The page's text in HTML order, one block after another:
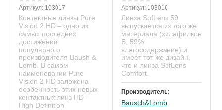
Артикул: 103017
Контактные линзы Pure
Vision 2 HD – одно из
самых последних
достижений
популярного
производителя Baush &
Lomb. В самом
наименовании Pure
Vision 2 HD заложена
особенность этих новых
контактных линз HD –
High Definition
Артикул:103016
Линза SofLens 59
выпускается из того же
материала (хилафилкон
Б, 59%
влагосодержание) и
имеет тот же дизайн,
что и линза SofLens
Comfort.
Производитель:
Bausch&Lomb